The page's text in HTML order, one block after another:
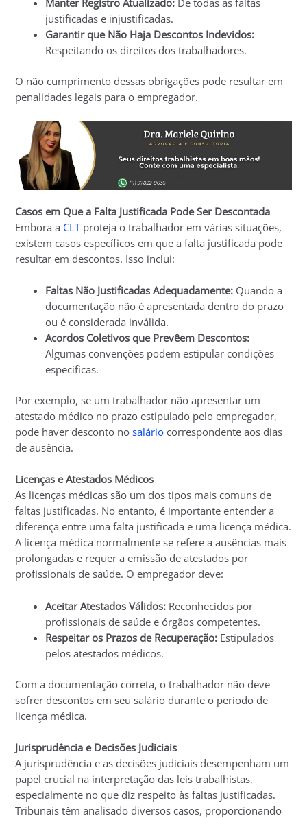
justificadas e injustificadas.
Garantir que Não Haja Descontos Indevidos:
Respeitando os direitos dos trabalhadores.
O não cumprimento dessas obrigações pode resultar em
penalidades legais para o empregador.
Casos em Que a Falta Justificada Pode Ser Descontada
Embora a CLTproteja o trabalhador em várias situações,
existem casos específicos em que a falta justificada pode
resultar em descontos. Isso inclui:
Faltas Não Justificadas Adequadamente: Quando a
documentação não é apresentada dentro do prazo
ou é considerada inválida.
Acordos Coletivos que Prevêem Descontos:
Algumas convenções podem estipular condições
específicas.
Por exemplo, se um trabalhador não apresentar um
atestado médico no prazo estipulado pelo empregador,
pode haver desconto nosalário correspondente aos dias
de ausência.
Licenças e Atestados Médicos
As licenças médicas são um dos tipos mais comuns de
faltas justificadas. No entanto, é importante entender a
diferença entre uma falta justificada e uma licença médica.
A licença médica normalmente se refere a ausências mais
prolongadas e requer a emissão de atestados por
profissionais de saúde. O empregador deve:
Aceitar Atestados Válidos: Reconhecidos por
profissionais de saúde e órgãos competentes.
Respeitar os Prazos de Recuperação: Estipulados
pelos atestados médicos.
Com a documentação correta, o trabalhador não deve
sofrer descontos em seu salário durante o período de
licença médica.
Jurisprudência e Decisões Judiciais
A jurisprudência e as decisões judiciais desempenham um
papel crucial na interpretação das leis trabalhistas,
especialmente no que diz respeito às faltas justificadas.
Tribunais têm analisado diversos casos, proporcionando